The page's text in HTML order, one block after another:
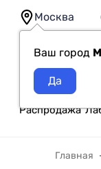
Москва
Ваш город
Распродажа
Главная